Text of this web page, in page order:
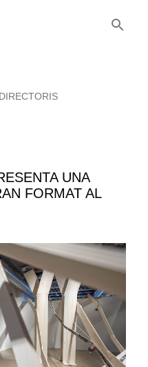
DIRECTORIS
UNA
FORMAT AL